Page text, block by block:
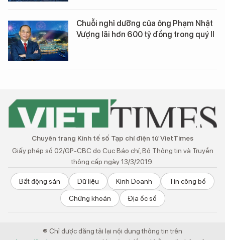
Chuỗi nghỉ dưỡng của ông Phạm Nhật
Vượng lãi hơn 600 tỷ đồng trong quý II
Chuyên trang Kinh tế số Tạp chí điện tử VietTimes
Giấy phép số 02/GP-CBC do Cục Báo chí, Bộ Thông tin và Truyền
thông cấp ngày 13/3/2019.
Bất động sản Dữ liệu Kinh Doanh Tin công bố
Chứng khoán Địa ốc số
® Chỉ được đăng tải lại nội dung thông tin trên